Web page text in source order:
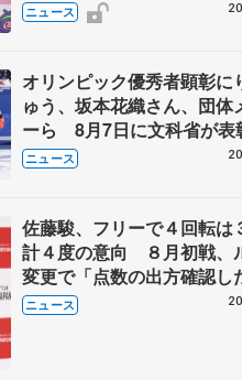
ニュース
オリンピック優秀者顕彰に
ゅう、坂本花織さん、団体
ーら 8月7日に文科省が表
ブルーノ・マルコット、中
らコーチも
ニュース
佐藤駿、フリーで４回転は
計４度の意向 ８月初戦、
変更で「点数の出方確認し
ニュース